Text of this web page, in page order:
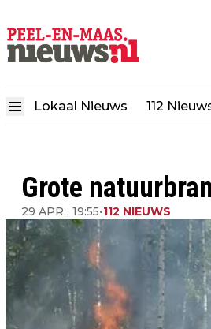
Lokaal Nieuws 112
Grote
29 APR , 19:55•112 NIEUWS